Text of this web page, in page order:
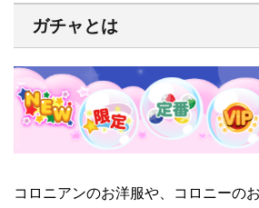
ガチャとは
コロニアンのお洋服や、コロニーの